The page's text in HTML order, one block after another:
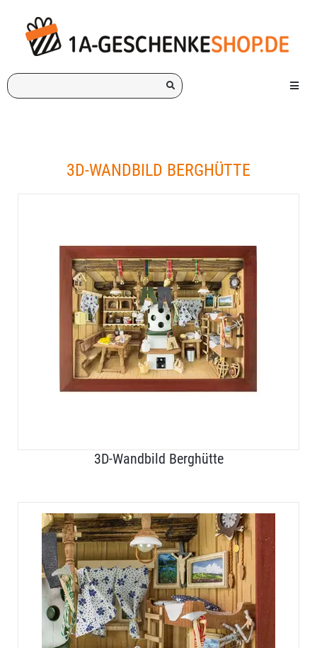
Ich
suche
Menü
3D-WANDBILD BERGHÜTTE
3D-Wandbild Berghütte